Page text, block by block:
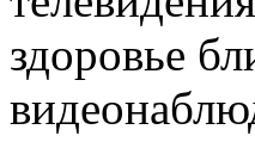
здоровье